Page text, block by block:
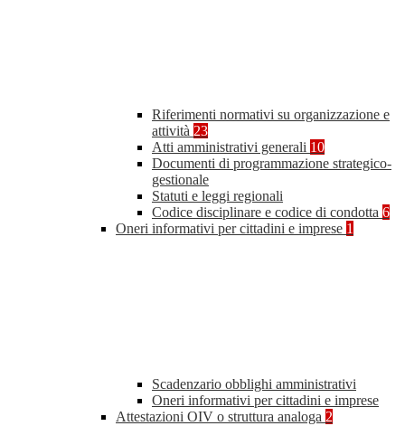
Riferimenti normativi su organizzazione e
attività 23
Atti amministrativi generali 10
Documenti di programmazione strategico-
gestionale
Statuti e leggi regionali
Codice disciplinare e codice di condotta 6
Oneri informativi per cittadini e imprese 1
Scadenzario obblighi amministrativi
Oneri informativi per cittadini e imprese
Attestazioni OIV o struttura analoga 2